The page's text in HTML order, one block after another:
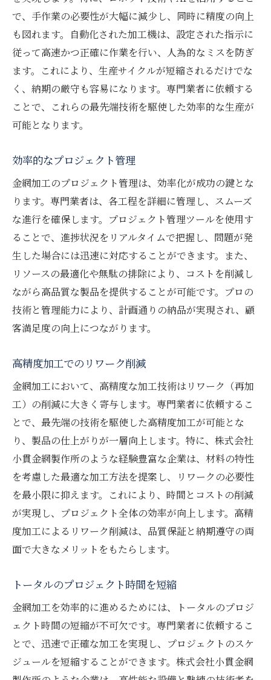
で、手作業の必要性が大幅に減少し、同時に精度の向上
も図れます。自動化された加工機は、設定された指示に
従って高速かつ正確に作業を行い、人為的なミスを防ぎ
ます。これにより、生産サイクルが短縮されるだけでな
く、納期の厳守も容易になります。専門業者に依頼する
ことで、これらの最先端技術を駆使した効率的な生産が
可能となります。
効率的なプロジェクト管理
金網加工のプロジェクト管理は、効率化が成功の鍵とな
ります。専門業者は、各工程を詳細に管理し、スムーズ
な進行を確保します。プロジェクト管理ツールを使用す
ることで、進捗状況をリアルタイムで把握し、問題が発
生した場合には迅速に対応することができます。また、
リソースの最適化や無駄の排除により、コストを削減し
ながら高品質な製品を提供することが可能です。プロの
技術と管理能力により、計画通りの納品が実現され、顧
客満足度の向上につながります。
高精度加工でのリワーク削減
金網加工において、高精度な加工技術はリワーク（再加
工）の削減に大きく寄与します。専門業者に依頼するこ
とで、最先端の技術を駆使した高精度加工が可能とな
り、製品の仕上がりが一層向上します。特に、株式会社
小貫金網製作所のような経験豊富な企業は、材料の特性
を考慮した最適な加工方法を提案し、リワークの必要性
を最小限に抑えます。これにより、時間とコストの削減
が実現し、プロジェクト全体の効率が向上します。高精
度加工によるリワーク削減は、品質保証と納期遵守の両
面で大きなメリットをもたらします。
トータルのプロジェクト時間を短縮
金網加工を効率的に進めるためには、トータルのプロジ
ェクト時間の短縮が不可欠です。専門業者に依頼するこ
とで、迅速で正確な加工を実現し、プロジェクトのスケ
ジュールを短縮することができます。株式会社小貫金網